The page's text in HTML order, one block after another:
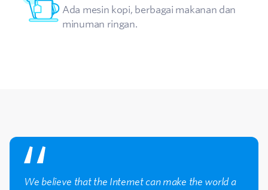
Ada mesin kopi, berbagai makanan dan
minuman ringan.
We believe that the Internet can make the world a